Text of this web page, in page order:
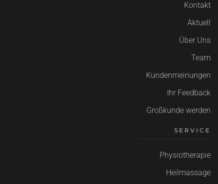
Kontakt
Aktuell
Über Uns
Team
Kundenmeinungen
Ihr Feedback
Großkunde werden
SERVICE
Physiotherapie
Heilmassage